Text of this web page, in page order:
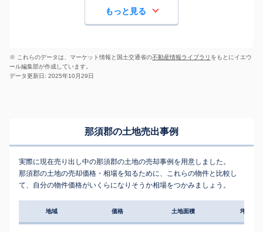
もっと見る
※ これらのデータは、マーケット情報と国土交通省の不動産情報ライブラリ をもとにイエウ
ール編集部が作成しています。
データ更新日: 2025年10月29日
那須郡の土地売出事例
実際に現在売り出し中の那須郡の土地の売却事例を用意しました。
那須郡の土地の売却価格・相場を知るために、これらの物件と比較し
て、自分の物件価格がいくらになりそうか相場をつかみましょう。
地域 価格 土地面積 坪単価